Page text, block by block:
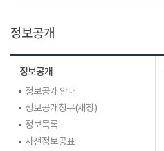
정보공개
정보공개
정보공개 안내
정보공개청구(새창)
정보목록
사전정보공표